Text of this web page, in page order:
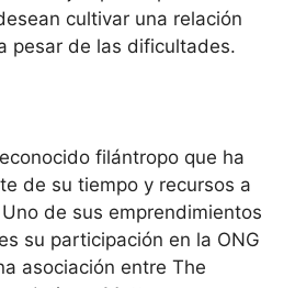
cultivar una relación
pesar de las dificultades.
filántropo que ha
de su tiempo y recursos a
de sus emprendimientos
su participación en la ONG
asociación entre The